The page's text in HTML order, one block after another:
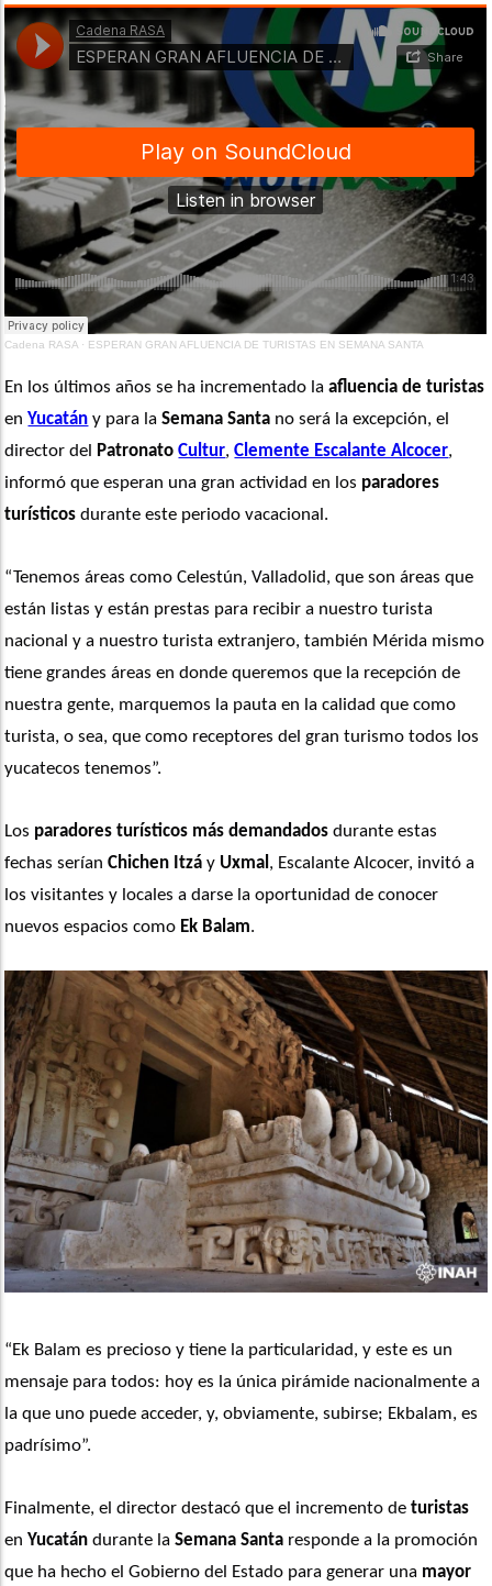
Cadena RASA · ESPERAN GRAN AFLUENCIA DE TURISTAS EN SEMANA SANTA
En los últimos años se ha incrementado la afluencia de turistas
en Yucatán y para la Semana Santa no será la excepción, el
director del
Patronato Cultur, Clemente Escalante Alcocer,
informó que esperan una gran actividad en los paradores
turísticos durante este periodo vacacional.
“Tenemos áreas como Celestún, Valladolid, que son áreas que
están listas y están prestas para recibir a nuestro turista
nacional y a nuestro turista extranjero, también Mérida mismo
tiene grandes áreas en donde queremos que la recepción de
nuestra gente, marquemos la pauta en la calidad que como
turista, o sea, que como receptores del gran turismo todos los
yucatecos tenemos”.
Los paradores turísticos más demandados durante estas
fechas serían Chichen Itzá y Uxmal , Escalante Alcocer, invitó a
los visitantes y locales a darse la oportunidad de conocer
nuevos espacios como Ek Balam.
“Ek Balam es precioso y tiene la particularidad, y este es un
mensaje para todos: hoy es la única pirámide nacionalmente a
la que uno puede acceder, y, obviamente, subirse; Ekbalam, es
padrísimo”.
Finalmente, el director destacó que el incremento de turistas
en Yucatán durante la Semana Santa responde a la promoción
que ha hecho el Gobierno del Estado para generar una mayor